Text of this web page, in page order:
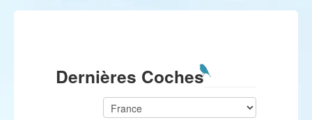
Dernières Coches